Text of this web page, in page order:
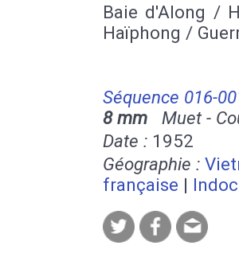
Baie d'Along /
Haïphong /
Séquence 016-
8 mm Muet -
Date : 1952
Géographie :
française |